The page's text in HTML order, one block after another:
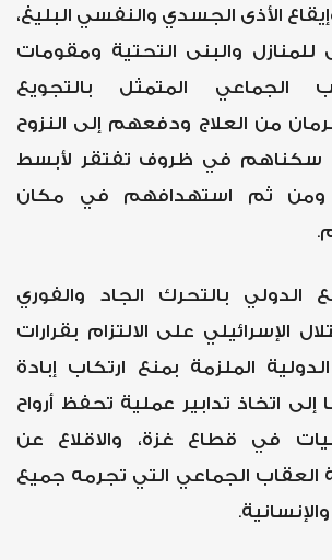
الأذى الجسدي والنفسي البليغ،
للمنازل والبنى التحتية ومقومات
الجماعي المتمثل بالتجويع
من العلاج ودفعهم إلى النزوح
سكناهم في ظروف تفتقر لأبسط
ومن ثم استهدافهم في مكان
.
الدولي بالتحرك الجاد والفوري
الإسرائيلي على الالتزام بقرارات
الملزمة بمنع ارتكاب إبادة
اتخاذ تدابير عملية تحفظ أرواح
في قطاع غزة، والاقلاع عن
الجماعي التي تجرمه جميع
.